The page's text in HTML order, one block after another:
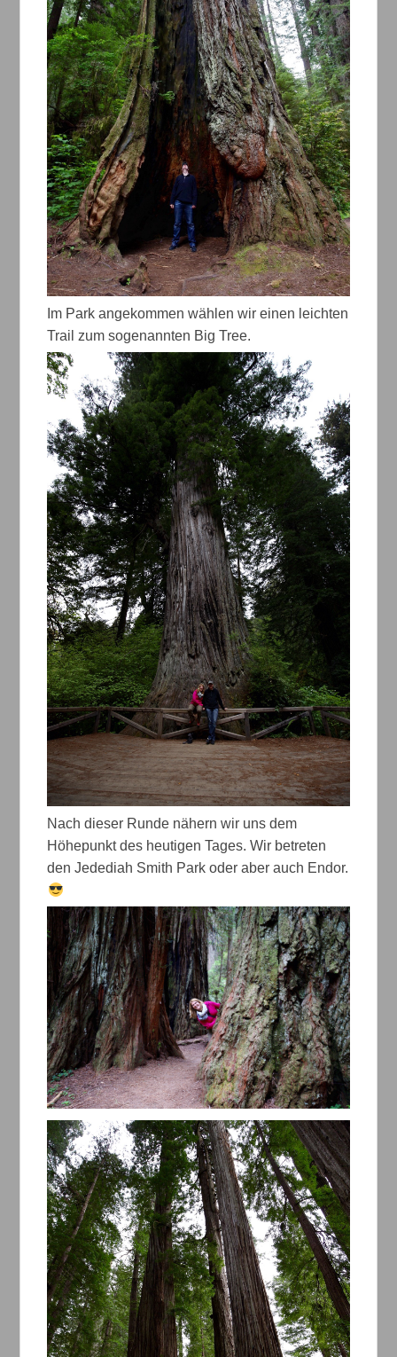
Im Park angekommen wählen wir einen leichten
Trail zum sogenannten Big Tree.
Nach dieser Runde nähern wir uns dem
Höhepunkt des heutigen Tages. Wir betreten
den Jedediah Smith Park oder aber auch Endor.